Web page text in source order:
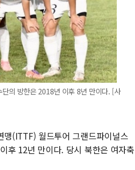
의 방한은 2018년 이후 8년 만이다. [사
맹(ITTF) 월드투어 그랜드파이널스
후 12년 만이다. 당시 북한은 여자축